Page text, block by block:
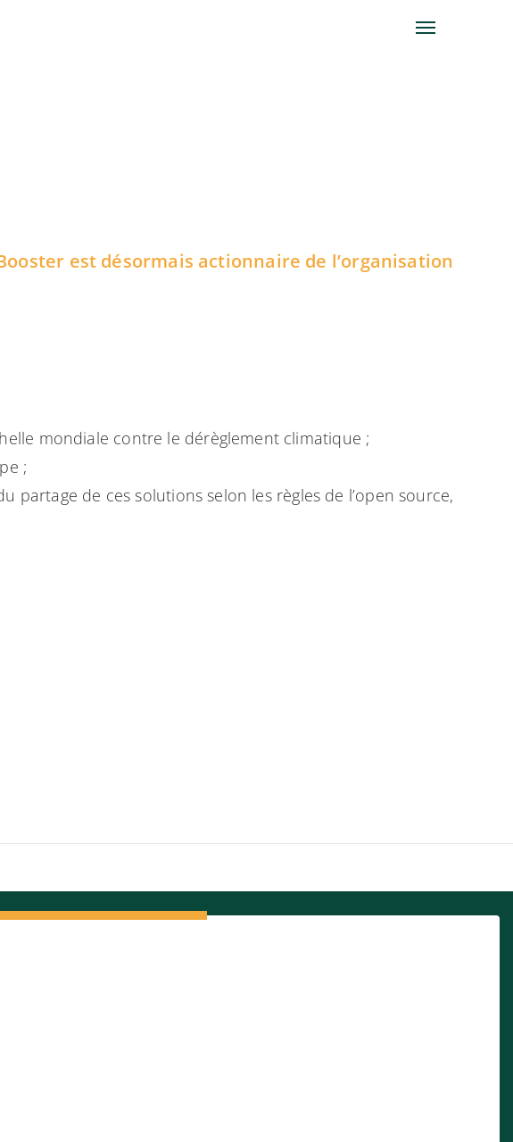
est désormais actionnaire de l’organisation
mondiale contre le dérèglement climatique ;
;
partage de ces solutions selon les règles de l’open source,